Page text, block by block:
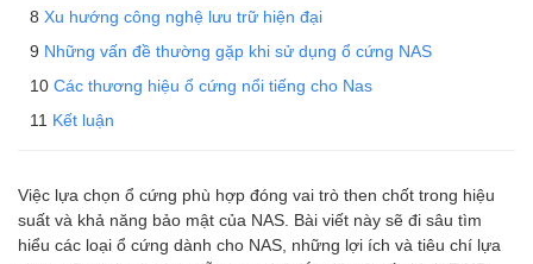
Xu hướng công nghệ lưu trữ hiện đại
Những vấn đề thường gặp khi sử dụng ổ cứng NAS
Các thương hiệu ổ cứng nổi tiếng cho Nas
Kết luận
Việc lựa chọn ổ cứng phù hợp đóng vai trò then chốt trong hiệu
suất và khả năng bảo mật của NAS. Bài viết này sẽ đi sâu tìm
hiểu các loại ổ cứng dành cho NAS, những lợi ích và tiêu chí lựa